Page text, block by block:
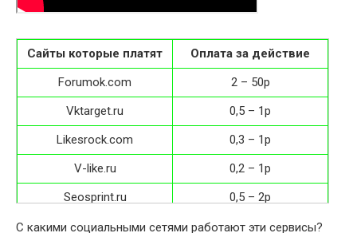
Сайты которые платят
Оплата за действие
Forumok.com
2 – 50р
Vktarget.ru
0,5 – 1р
Likesrock.com
0,3 – 1р
V-like.ru
0,2 – 1р
Seosprint.ru
0,5 – 2р
Wmmail.ru
0,05 – 0,10$
С какими социальными сетями работают эти сервисы?